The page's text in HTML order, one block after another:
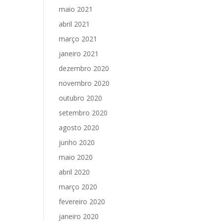
maio 2021
abril 2021
março 2021
janeiro 2021
dezembro 2020
novembro 2020
outubro 2020
setembro 2020
agosto 2020
junho 2020
maio 2020
abril 2020
março 2020
fevereiro 2020
janeiro 2020